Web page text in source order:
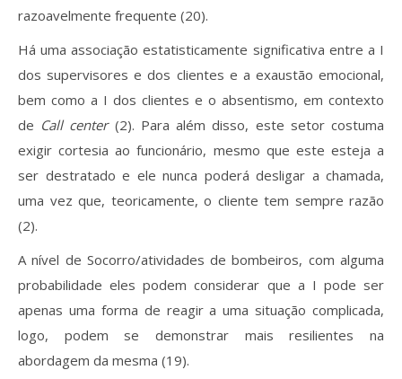
razoavelmente frequente (20).
Há uma associação estatisticamente significativa entre a I
dos supervisores e dos clientes e a exaustão emocional,
bem como a I dos clientes e o absentismo, em contexto
de Call center(2). Para além disso, este setor costuma
exigir cortesia ao funcionário, mesmo que este esteja a
ser destratado e ele nunca poderá desligar a chamada,
uma vez que, teoricamente, o cliente tem sempre razão
(2).
A nível de Socorro/atividades de bombeiros, com alguma
probabilidade eles podem considerar que a I pode ser
apenas uma forma de reagir a uma situação complicada,
logo, podem se demonstrar mais resilientes na
abordagem da mesma (19).